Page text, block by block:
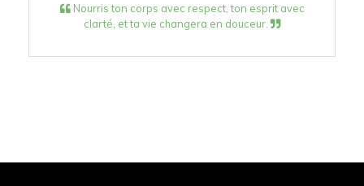
Nourris ton corps avec respect, ton esprit avec
clarté, et ta vie changera en douceur.